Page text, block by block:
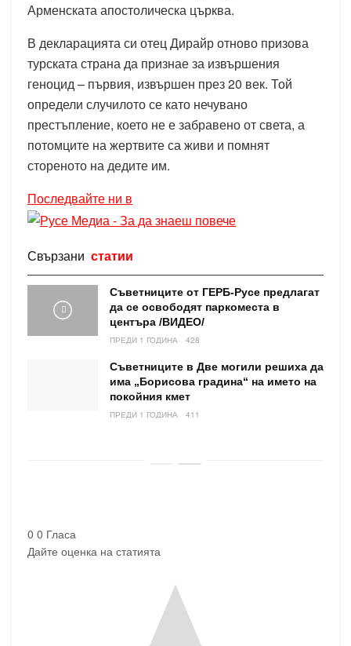
Арменската апостолическа църква.
В декларацията си отец Дирайр отново призова
турската страна да признае за извършения
геноцид – първия, извършен през 20 век. Той
определи случилото се като нечувано
престъпление, което не е забравено от света, а
потомците на жертвите са живи и помнят
стореното на дедите им.
Последвайте ни в
Свързани статии
Съветниците от ГЕРБ-Русе предлагат
да се освободят паркоместа в
центъра /ВИДЕО/
ПРЕДИ 1 ГОДИНА 428
Съветниците в Две могили решиха да
има „Борисова градина“ на името на
покойния кмет
ПРЕДИ 1 ГОДИНА 411
0 0 Гласа
Дайте оценка на статията